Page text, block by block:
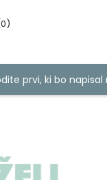
prvi, ki bo napisal